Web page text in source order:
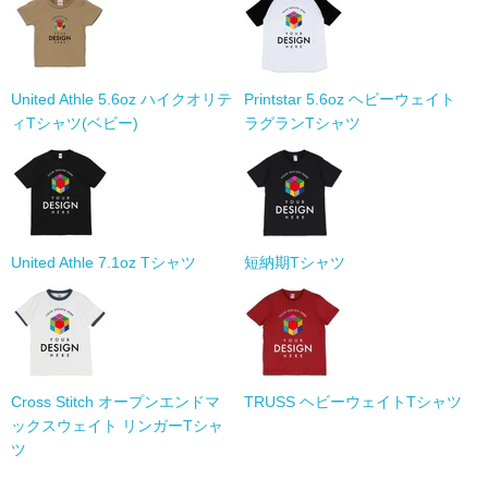
United Athle 5.6oz ハイクオリテ
ィTシャツ(ベビー)
Printstar 5.6oz ヘビーウェイト
ラグランTシャツ
United Athle 7.1oz Tシャツ 短納期Tシャツ
Cross Stitch オープンエンドマ
ックスウェイト リンガーTシャ
ツ
TRUSS ヘビーウェイトTシャツ